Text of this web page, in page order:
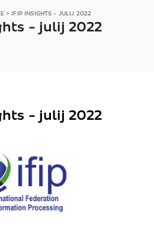
> IFIP INSIGHTS - JULIJ 2022
- julij 2022
- julij 2022